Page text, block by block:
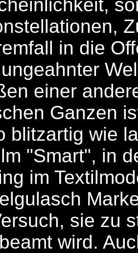
in die
einer
Ganzen
blitzartig wie
"Smart", in
im
sie zu
wird.